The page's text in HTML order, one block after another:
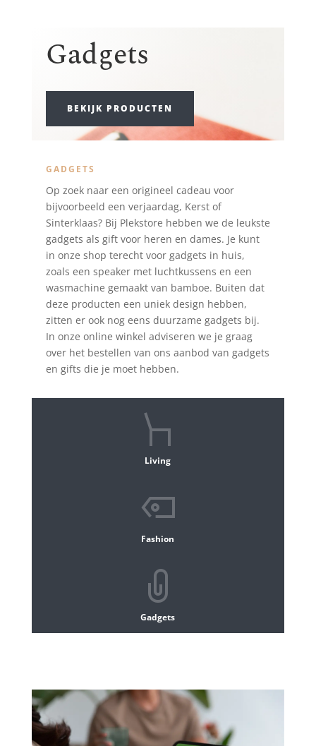
Gadgets
BEKIJK PRODUCTEN
GADGETS
Op zoek naar een origineel cadeau voor
bijvoorbeeld een verjaardag, Kerst of
Sinterklaas? Bij Plekstore hebben we de leukste
gadgets als gift voor heren en dames. Je kunt
in onze shop terecht voor gadgets in huis,
zoals een speaker met luchtkussens en een
wasmachine gemaakt van bamboe. Buiten dat
deze producten een uniek design hebben,
zitten er ook nog eens duurzame gadgets bij.
In onze online winkel adviseren we je graag
over het bestellen van ons aanbod van gadgets
en gifts die je moet hebben.
Living
Fashion
Gadgets